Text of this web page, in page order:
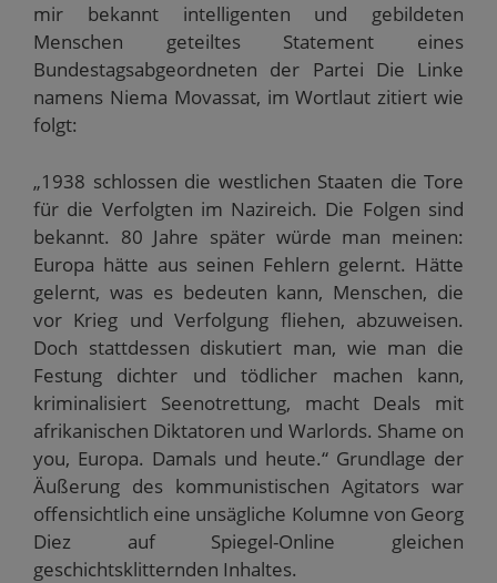
mir bekannt intelligenten und gebildeten
Menschen geteiltes Statement eines
Bundestagsabgeordneten der Partei Die Linke
namens Niema Movassat, im Wortlaut zitiert wie
folgt:
„1938 schlossen die westlichen Staaten die Tore
für die Verfolgten im Nazireich. Die Folgen sind
bekannt. 80 Jahre später würde man meinen:
Europa hätte aus seinen Fehlern gelernt. Hätte
gelernt, was es bedeuten kann, Menschen, die
vor Krieg und Verfolgung fliehen, abzuweisen.
Doch stattdessen diskutiert man, wie man die
Festung dichter und tödlicher machen kann,
kriminalisiert Seenotrettung, macht Deals mit
afrikanischen Diktatoren und Warlords. Shame on
you, Europa. Damals und heute.“ Grundlage der
Äußerung des kommunistischen Agitators war
offensichtlich eine unsägliche Kolumne von Georg
Diez auf Spiegel-Online gleichen
geschichtsklitternden Inhaltes.